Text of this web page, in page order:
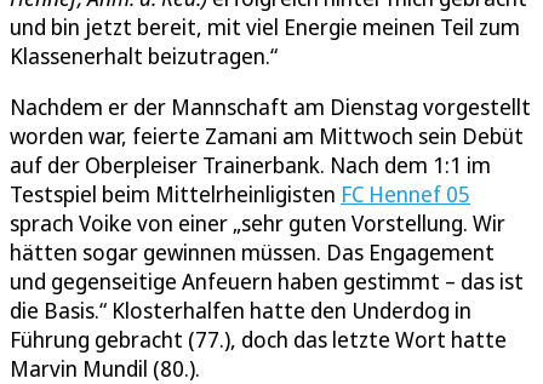
und bin jetzt bereit, mit viel Energie meinen Teil zum
Klassenerhalt beizutragen.“
Nachdem er der Mannschaft am Dienstag vorgestellt
worden war, feierte Zamani am Mittwoch sein Debüt
auf der Oberpleiser Trainerbank. Nach dem 1:1 im
Testspiel beim Mittelrheinligisten FC Hennef 05
sprach Voike von einer „sehr guten Vorstellung. Wir
hätten sogar gewinnen müssen. Das Engagement
und gegenseitige Anfeuern haben gestimmt – das ist
die Basis.“ Klosterhalfen hatte den Underdog in
Führung gebracht (77.), doch das letzte Wort hatte
Marvin Mundil (80.).